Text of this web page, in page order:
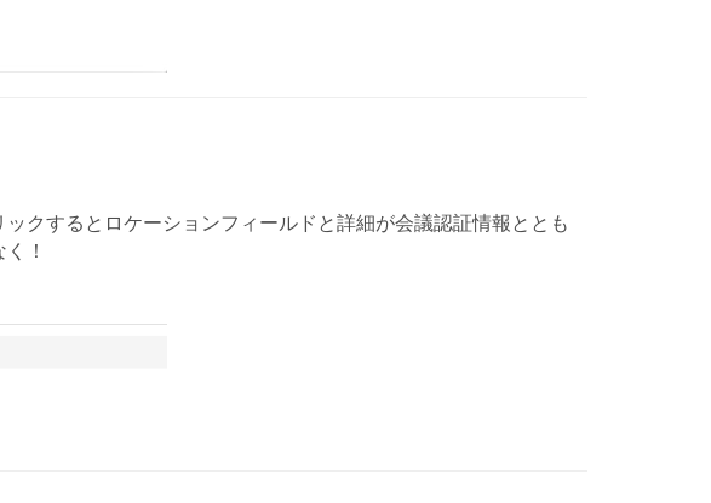
ックするとロケーションフィールドと詳細が会議認証情報ととも
！